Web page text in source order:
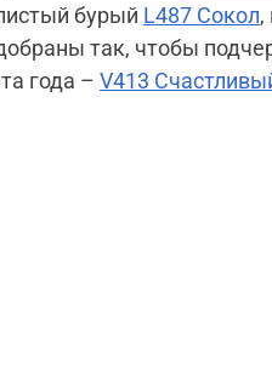
бурый L487 Сокол,
так, чтобы
года – V413